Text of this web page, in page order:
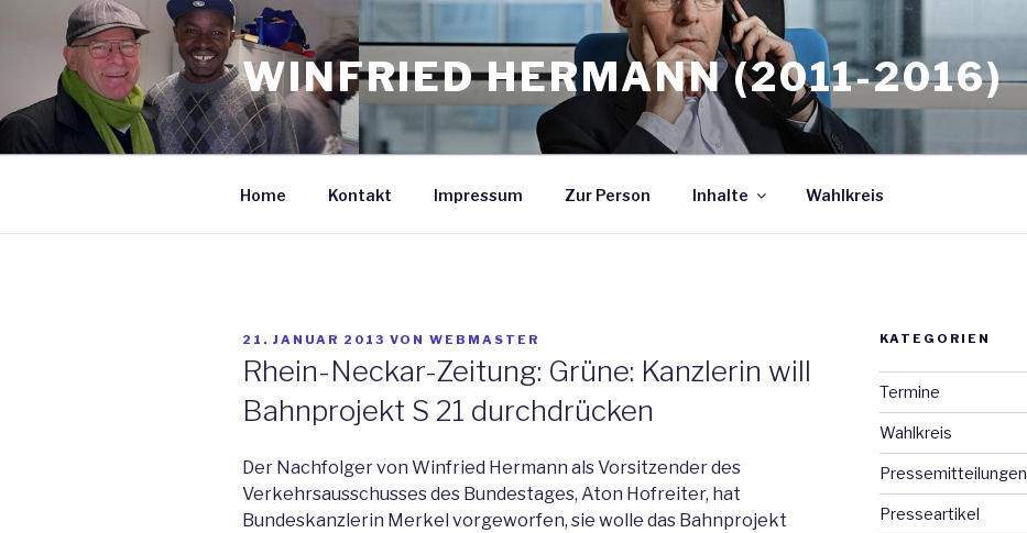
springen
WINFRIED HERMANN (2011-2016)
Home Kontakt Impressum Zur Person Inhalte Wahlkreis
VERÖFFENTLICHT
AM
21. JANUAR 2013 VON WEBMASTER
Rhein-Neckar-Zeitung: Grüne: Kanzlerin will
Bahnprojekt S 21 durchdrücken
Der Nachfolger von Winfried Hermann als Vorsitzender des
Verkehrsausschusses des Bundestages, Aton Hofreiter, hat
Bundeskanzlerin Merkel vorgeworfen, sie wolle das Bahnprojekt
KATEGORIEN
Termine
Wahlkreis
Pressemitteilungen
Presseartikel